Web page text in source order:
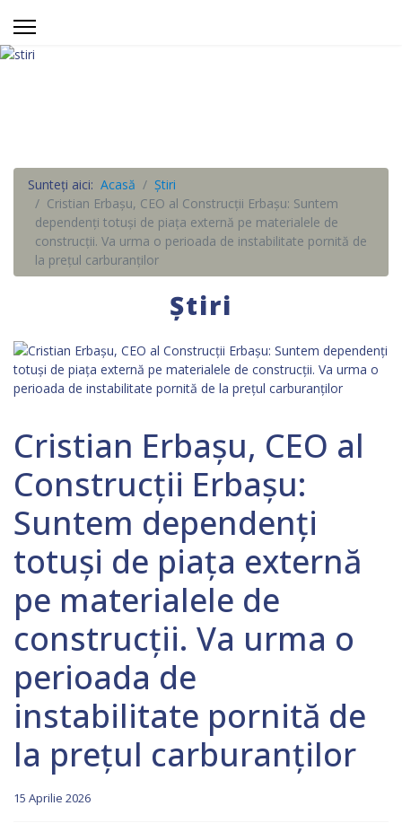
Sunteți aici: Acasă
Știri
Cristian Erbaşu, CEO al Construcţii Erbaşu: Suntem
dependenţi totuşi de piaţa externă pe materialele de
construcţii. Va urma o perioada de instabilitate pornită de
la preţul carburanţilor
Știri
Cristian Erbaşu, CEO al
Construcţii Erbaşu:
Suntem dependenţi
totuşi de piaţa externă
pe materialele de
construcţii. Va urma o
perioada de
instabilitate pornită de
la preţul carburanţilor
15 Aprilie 2026